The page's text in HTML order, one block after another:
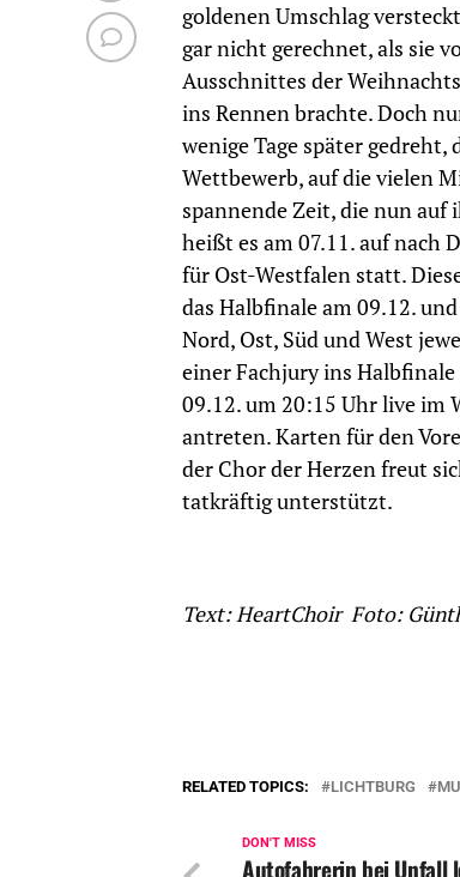
goldenen Umschlag
gar nicht gerechnet, als sie
Ausschnittes der
ins Rennen brachte. Doch
wenige Tage später
Wettbewerb, auf die vielen
spannende Zeit, die nun
heißt es am 07.11. auf nach
für Ost-Westfalen statt.
das Halbfinale am 09.12.
Nord, Ost, Süd und West
einer Fachjury ins
09.12. um 20:15 Uhr live im
antreten. Karten für den
der Chor der Herzen freut
tatkräftig unterstützt.
Text: HeartChoir Foto:
RELATED TOPICS: LICHTBURG
DON'T MISS
Autofahrerin bei Unfall